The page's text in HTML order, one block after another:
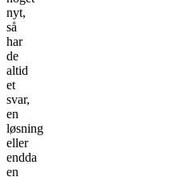
nyt,
så
har
de
altid
et
svar,
en
løsning
eller
endda
en